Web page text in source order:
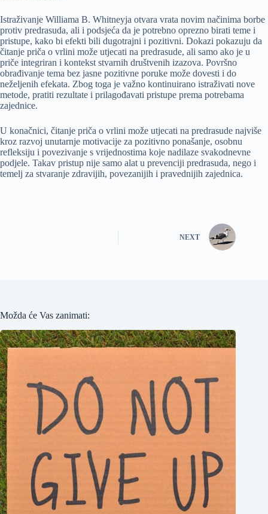
Istraživanje Williama B. Whitneyja otvara vrata novim načinima borbe
protiv predrasuda, ali i podsjeća da je potrebno oprezno birati teme i
pristupe, kako bi efekti bili dugotrajni i pozitivni. Dokazi pokazuju da
čitanje priča o vrlini može utjecati na predrasude, ali samo ako je u
priče integriran i kontekst stvarnih društvenih izazova. Površno
obrađivanje tema bez jasne pozitivne poruke može dovesti i do
neželjenih efekata. Zbog toga je važno kontinuirano istraživati nove
metode, pratiti rezultate i prilagođavati pristupe prema potrebama
zajednice.
U konačnici, čitanje priča o vrlini može utjecati na predrasude najviše
kroz razvoj unutarnje motivacije za pozitivno ponašanje, osobnu
refleksiju i povezivanje s vrijednostima koje nadilaze svakodnevne
podjele. Takav pristup nije samo alat u prevenciji predrasuda, nego i
temelj za stvaranje zdravijih, povezanijih i pravednijih zajednica.
NEXT
Možda će Vas zanimati: